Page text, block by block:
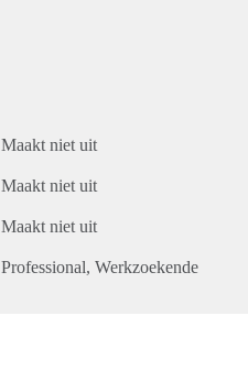
Maakt niet uit
Maakt niet uit
Maakt niet uit
Professional Werkzoekende